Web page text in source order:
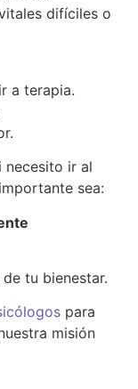
difíciles o
a terapia.
necesito ir al
sea:
tu bienestar.
para
misión